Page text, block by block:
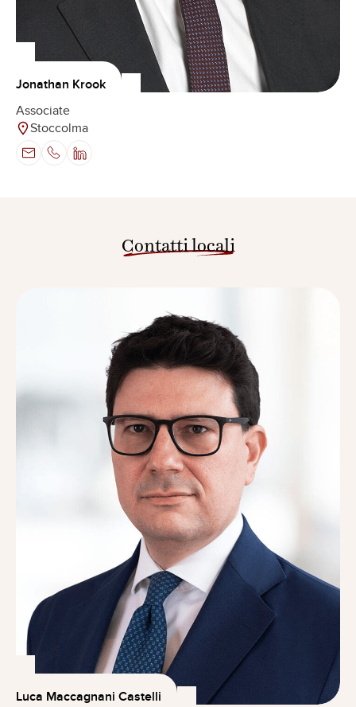
Jonathan Krook
Associate
Stoccolma
Contatti locali
Luca Maccagnani Castelli